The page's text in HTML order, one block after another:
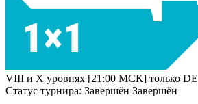
VIII и X уровнях [21:00 МСК] только DE
Статус турнира: Завершён Завершён